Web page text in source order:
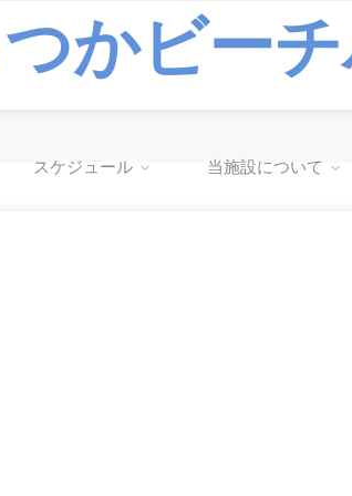
かビー
スケジュール 当施設について